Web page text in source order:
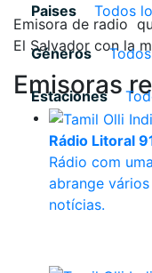
Paises Todos
Géneros
Estaciones
Emisora de radio
El Salvador con la
Emisoras
Rádio Litoral
Rádio com
abrange
notícias.